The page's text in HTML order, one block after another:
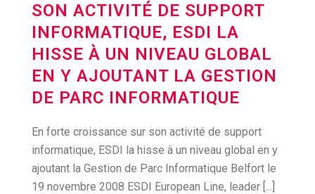
SON ACTIVITÉ DE SUPPORT
INFORMATIQUE, ESDI LA
HISSE À UN NIVEAU GLOBAL
EN Y AJOUTANT LA GESTION
DE PARC INFORMATIQUE
En forte croissance sur son activité de support
informatique, ESDI la hisse à un niveau global en y
ajoutant la Gestion de Parc Informatique Belfort le
19 novembre 2008 ESDI European Line, leader [...]